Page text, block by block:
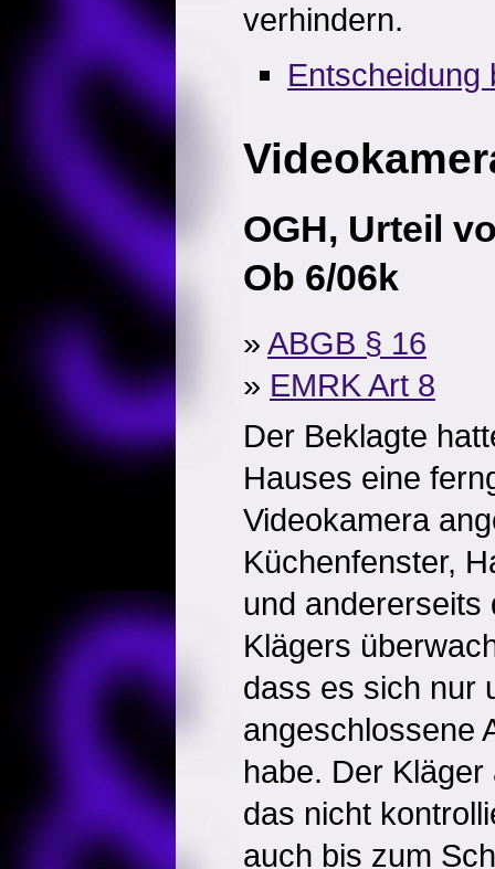
verhindern.
Entscheidung
OGH, Urteil
Ob 6/06k
» ABGB § 16
» EMRK Art 8
Der Beklagte
Hauses eine
Videokamera
Küchenfenster,
und andererseits
Klägers
dass es sich nur
angeschlossene
habe. Der
das nicht
auch bis zum